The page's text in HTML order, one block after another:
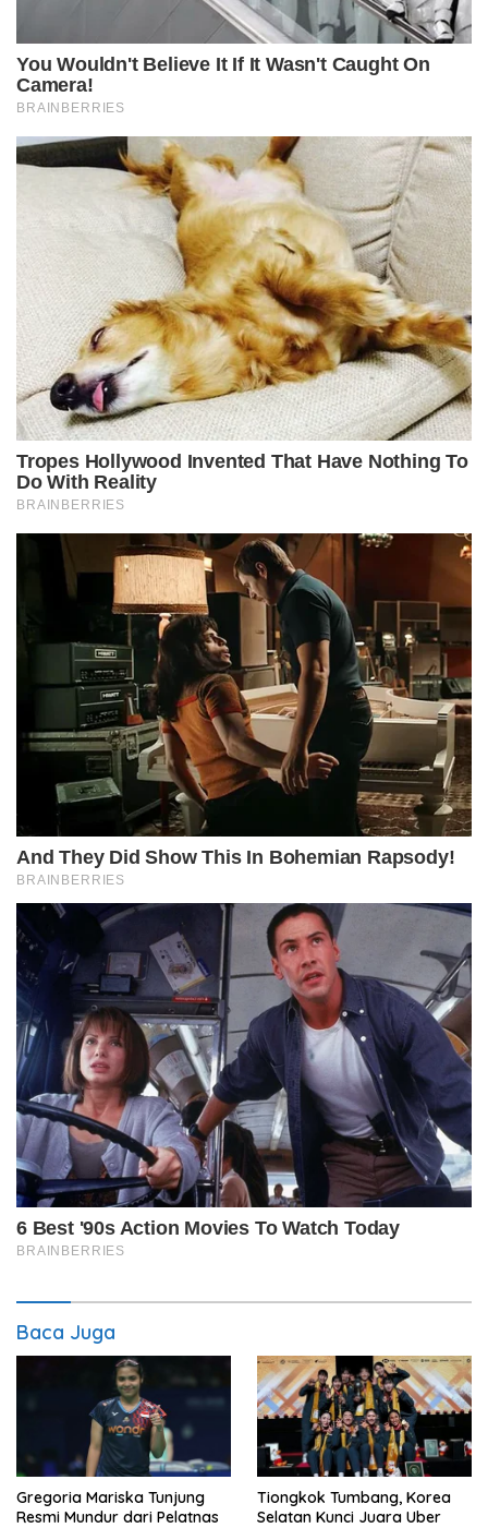
Baca Juga
Gregoria Mariska Tunjung
Resmi Mundur dari Pelatnas
Tiongkok Tumbang, Korea
Selatan Kunci Juara Uber